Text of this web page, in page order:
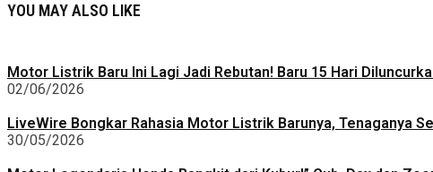
YOU MAY ALSO LIKE
Motor Listrik Baru Ini Lagi Jadi Rebutan! Baru 15 Hari
02/06/2026
LiveWire Bongkar Rahasia Motor Listrik Barunya, Tenaganya
30/05/2026